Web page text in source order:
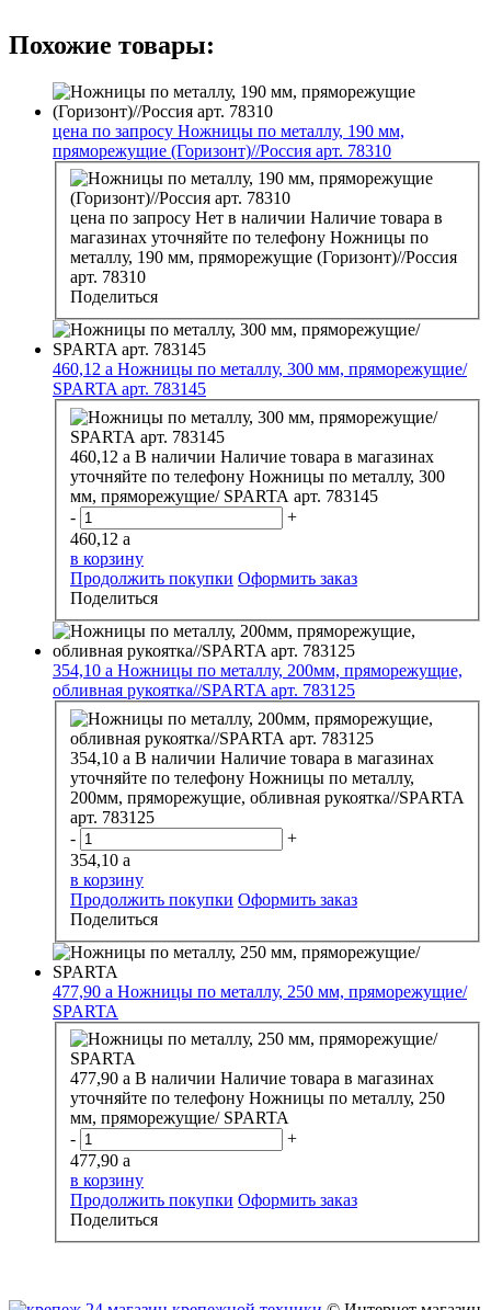
Похожие товары:
цена по запросу Ножницы по металлу, 190 мм,
пряморежущие (Горизонт)//Россия арт. 78310
цена по запросу Нет в наличии Наличие товара в
магазинах уточняйте по телефону Ножницы по
металлу, 190 мм, пряморежущие (Горизонт)//Россия
арт. 78310
Поделиться
460,12 a Ножницы по металлу, 300 мм, пряморежущие/
SPARTA арт. 783145
460,12 a В наличии Наличие товара в магазинах
уточняйте по телефону Ножницы по металлу, 300
мм, пряморежущие/ SPARTA арт. 783145
-
+
460,12 a
в корзину
Продолжить покупки Оформить заказ
Поделиться
354,10 a Ножницы по металлу, 200мм, пряморежущие,
обливная рукоятка//SPARTA арт. 783125
354,10 a В наличии Наличие товара в магазинах
уточняйте по телефону Ножницы по металлу,
200мм, пряморежущие, обливная рукоятка//SPARTA
арт. 783125
-
+
354,10 a
в корзину
Продолжить покупки Оформить заказ
Поделиться
477,90 a Ножницы по металлу, 250 мм, пряморежущие/
SPARTA
477,90 a В наличии Наличие товара в магазинах
уточняйте по телефону Ножницы по металлу, 250
мм, пряморежущие/ SPARTA
-
+
477,90 a
в корзину
Продолжить покупки Оформить заказ
Поделиться